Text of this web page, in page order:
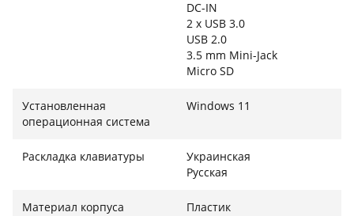
гарантирует быстрое подключение любой
периферии для максимально эффективной работы.
DC-IN
2 x USB 3.0
USB 2.0
3.5 mm Mini-Jack
Micro SD
Установленная
операционная система
Windows 11
Раскладка клавиатуры
Украинская
Русская
Материал корпуса Пластик